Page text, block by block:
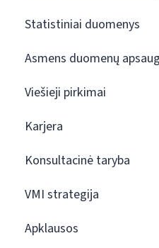
Statistiniai duomenys
Asmens duomenų
Viešieji pirkimai
Karjera
Konsultacinė taryba
VMI strategija
Apklausos